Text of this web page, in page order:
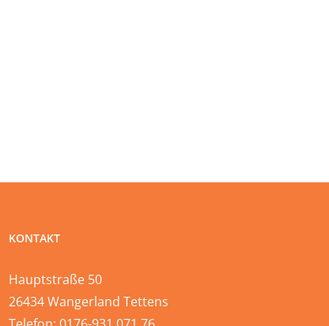
KONTAKT
Hauptstraße 50
26434 Wangerland Tettens